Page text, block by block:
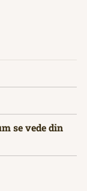
se vede din